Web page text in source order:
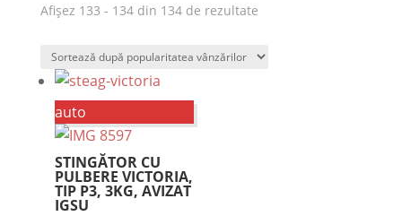
Afișez 133 - 134 din 134 de rezultate
auto
STINGĂTOR CU
PULBERE VICTORIA,
TIP P3, 3KG, AVIZAT
IGSU